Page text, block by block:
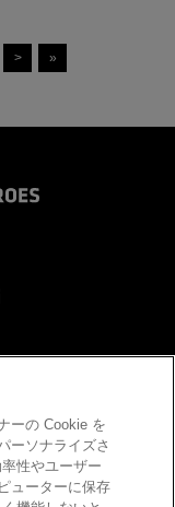
> »
ーの Cookie を
ーソナライズさ
性やユーザー
ューターに保存